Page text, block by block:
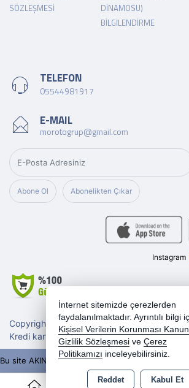
0
SÖZLEŞMESI
DINAMOSU)
BILGILENDIRME
TELEFON
05544981917
E-MAIL
morotogrup@gmail.com
Abone Ol Abonelikten Çıkar
Copyright 2026 morotogrup.com - Tüm
Kredi kartı bilgileriniz 256bit SSL sertifikası
Instagram
Bu site AKINSOFT E-Ticaret ile hazırlanmıştır.
İnternet sitemizde çerezlerden
faydalanılmaktadır. Ayrıntılı bilgi
Kişisel Verilerin Korunması
Gizlilik Sözleşmesi ve Çerez
Politikamızı inceleyebilirsiniz.
Reddet Kabul Et